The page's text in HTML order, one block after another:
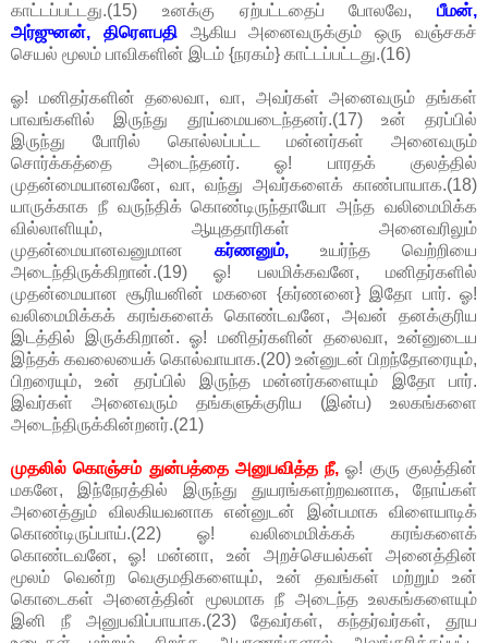
காட்டப்பட்டது.(15) உனக்கு ஏற்பட்டதைப் போலவே,
பீமன்,
அர்ஜுனன், திரௌபதிஆகிய அனைவருக்கும் ஒரு வஞ்சகச்
செயல் மூலம் பாவிகளின் இடம் {நரகம்} காட்டப்பட்டது.(16)
ஓ! மனிதர்களின் தலைவா, வா, அவர்கள் அனைவரும் தங்கள்
பாவங்களில் இருந்து தூய்மையடைந்தனர்.(17) உன் தரப்பில்
இருந்து போரில் கொல்லப்பட்ட மன்னர்கள் அனைவரும்
சொர்க்கத்தை அடைந்தனர். ஓ! பாரதக் குலத்தில்
முதன்மையானவனே, வா, வந்து அவர்களைக் காண்பாயாக.(18)
யாருக்காக நீ வருந்திக் கொண்டிருந்தாயோ அந்த வலிமைமிக்க
வில்லாளியும், ஆயுததாரிகள் அனைவரிலும்
முதன்மையானவனுமான கர்ணனும், உயர்ந்த வெற்றியை
அடைந்திருக்கிறான்.(19) ஓ! பலமிக்கவனே, மனிதர்களில்
முதன்மையான சூரியனின் மகனை {கர்ணனை} இதோ பார். ஓ!
வலிமைமிக்கக் கரங்களைக் கொண்டவனே, அவன் தனக்குரிய
இடத்தில் இருக்கிறான். ஓ! மனிதர்களின் தலைவா, உன்னுடைய
இந்தக் கவலையைக் கொல்வாயாக.(20) உன்னுடன் பிறந்தோரையும்,
பிறரையும், உன் தரப்பில் இருந்த மன்னர்களையும் இதோ பார்.
இவர்கள் அனைவரும் தங்களுக்குரிய (இன்ப) உலகங்களை
அடைந்திருக்கின்றனர்.(21)
முதலில் கொஞ்சம் துன்பத்தை அனுபவித்த நீ, ஓ! குரு குலத்தின்
மகனே, இந்நேரத்தில் இருந்து துயரங்களற்றவனாக, நோய்கள்
அனைத்தும் விலகியவனாக என்னுடன் இன்பமாக விளையாடிக்
கொண்டிருப்பாய்.(22) ஓ! வலிமைமிக்கக் கரங்களைக்
கொண்டவனே, ஓ! மன்னா, உன் அறச்செயல்கள் அனைத்தின்
மூலம் வென்ற வெகுமதிகளையும், உன் தவங்கள் மற்றும் உன்
கொடைகள் அனைத்தின் மூலமாக நீ அடைந்த உலகங்களையும்
இனி நீ அனுபவிப்பாயாக.(23) தேவர்கள், கந்தர்வர்கள், தூய